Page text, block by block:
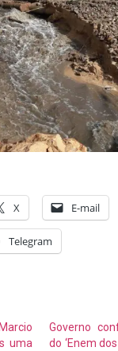
X E-mail
Telegram
uma
Governo
do ‘Enem